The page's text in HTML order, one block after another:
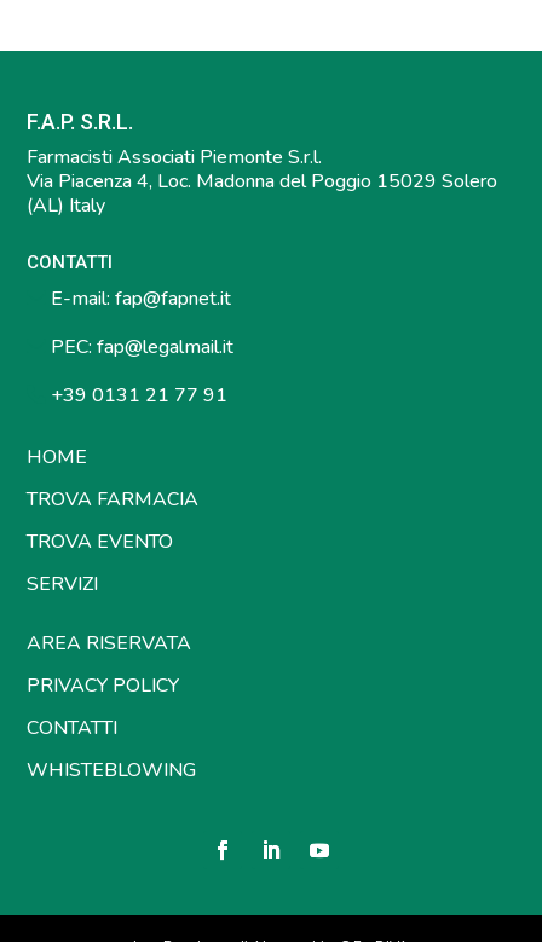
F.A.P. S.R.L.
Farmacisti Associati Piemonte S.r.l.
Via Piacenza 4, Loc. Madonna del Poggio 15029 Solero
(AL) Italy
CONTATTI
E-mail: fap@fapnet.it
PEC: fap@legalmail.it
+39 0131 21 77 91
HOME
TROVA FARMACIA
TROVA EVENTO
SERVIZI
AREA RISERVATA
PRIVACY POLICY
CONTATTI
WHISTEBLOWING